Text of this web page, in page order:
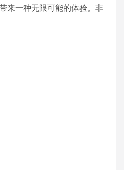
来一种无限可能的体验。非